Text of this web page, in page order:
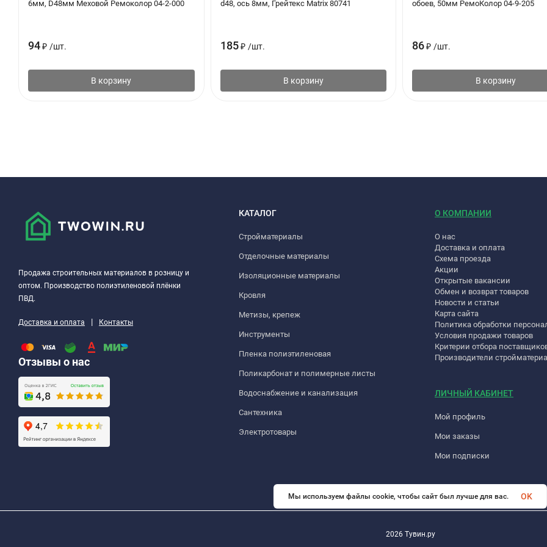
6мм, D48мм Меховой Ремоколор 04-2-000
94₽ /шт.
В корзину
d48, ось 8мм, Грейтекс Matrix 80741
185 ₽ /шт.
В корзину
обоев, 50мм РемоКолор 04-9-205
86 ₽ /шт.
В корзину
Продажа строительных материалов в розницу и
оптом. Производство полиэтиленовой плёнки
ПВД.
Доставка и оплата | Контакты
Отзывы о нас
КАТАЛОГ
Стройматериалы
Отделочные материалы
Изоляционные материалы
Кровля
Метизы, крепеж
Инструменты
Пленка полиэтиленовая
Поликарбонат и полимерные листы
Водоснабжение и канализация
Сантехника
Электротовары
О КОМПАНИИ
О нас
Доставка и оплата
Схема проезда
Акции
Открытые вакансии
Обмен и возврат товаров
Новости и статьи
Карта сайта
Политика обработки
Условия продажи товаров
Критерии отбора
Производители
ЛИЧНЫЙ КАБИНЕТ
Мой профиль
Мои заказы
Мои подписки
2026 Тувин.ру
Мы используем файлы cookie, чтобы сайт был лучше для вас. OK